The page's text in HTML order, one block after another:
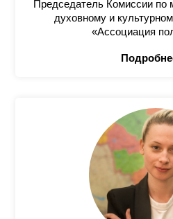
Председатель Комиссии по
духовному и
«Ассоциация